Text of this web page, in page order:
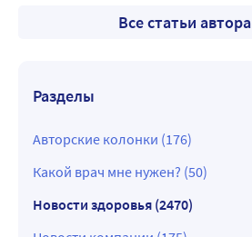
Все статьи
Разделы
Авторские колонки (176)
Какой врач мне нужен? (50)
Новости здоровья (2470)